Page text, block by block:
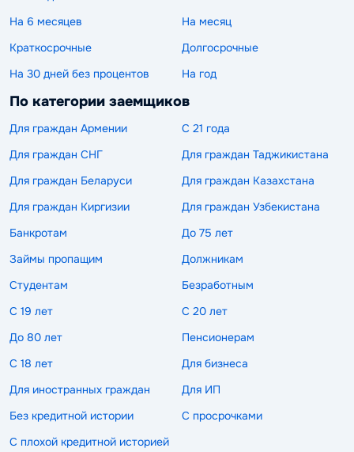
На 6 месяцев
На месяц
Краткосрочные
Долгосрочные
На 30 дней без процентов
На год
По категории заемщиков
Для граждан Армении
С 21 года
Для граждан СНГ
Для граждан Таджикистана
Для граждан Беларуси
Для граждан Казахстана
Для граждан Киргизии
Для граждан Узбекистана
Банкротам
До 75 лет
Займы пропащим
Должникам
Студентам
Безработным
С 19 лет
С 20 лет
До 80 лет
Пенсионерам
С 18 лет
Для бизнеса
Для иностранных граждан
Для ИП
Без кредитной истории
С просрочками
С плохой кредитной историей